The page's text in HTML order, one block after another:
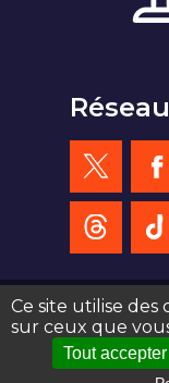
création site web :
Ce site utilise
sur ceux que
Tout accepter